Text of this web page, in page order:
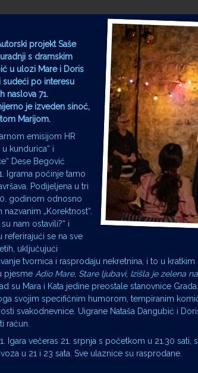
projekt Saše
s dramskim
u ulozi Mare i Doris
sudeći po interesu
naslova 71.
je izveden sinoć,
Marijom.
emisijom HR
kundurica“ i
Dese Begović
Igrama počinje tamo
Podijeljena u tri
godinom odnosno
„Korektnost“.
nam ostavili?“ i
se na sve
uključujući
tvornica i rasprodaju nekretnina, i to u
pjesme Adio Mare, Stare ljubavi, Izišla je zelena
su Mara i Kata jedine preostale stanovnice
svojim specifičnim humorom, tempiranim
svakodnevnice. Uigrane Nataša Dangubić i
račun.
Igara večeras 21. srpnja s početkom u 21.30
u 21 i 23 sata. Sve ulaznice su rasprodane.